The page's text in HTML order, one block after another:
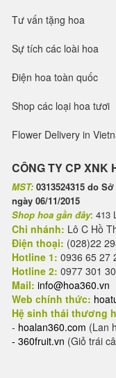
Tư vấn tặng hoa
Sự tích các loài hoa
Điện hoa toàn quốc
Shop các loại hoa tươi
Flower Delivery in
CÔNG TY CP XNK
MST: 0313524315 do
ngày 06/11/2015
Shop hoa gần đây: 413
Chi nhánh: Lô C Hồ
Điện thoại: (028)22
Hotline 1: 0936 65 27
Hotline 2: 0977 301
Mail: info@hoa360.vn
Web chính thức:
Hệ sinh thái thương
- hoalan360.com (Lan
- 360fruit.vn (Giỏ trái